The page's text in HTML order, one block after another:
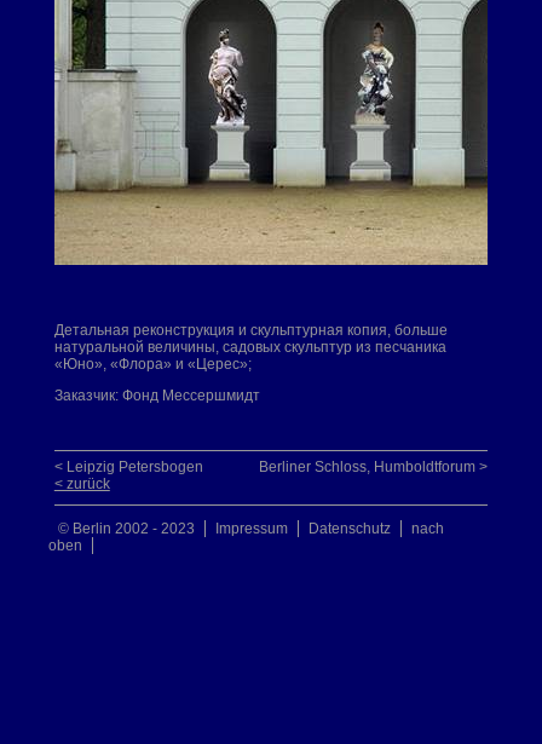
Детальная реконструкция и скульптурная копия, больше
натуральной величины, садовых скульптур из песчаника
«Юно», «Флора» и «Церес»;
Заказчик: Фонд Мессершмидт
Berliner Schloss, Humboldtforum >
< Leipzig Petersbogen
< zurück
© Berlin 2002 - 2023 Impressum Datenschutz
nach
oben